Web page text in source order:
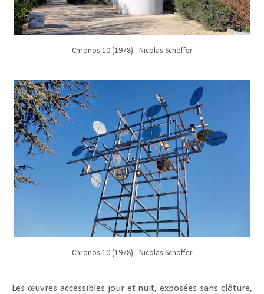
Chronos 10 (1978) - Nicolas Schöffer
Chronos 10 (1978) - Nicolas Schöffer
Les œuvres accessibles jour et nuit, exposées sans clôture,